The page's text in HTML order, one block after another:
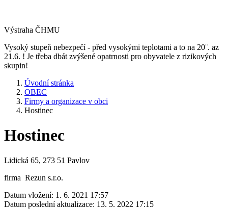
Výstraha ČHMU
Vysoký stupeň nebezpečí - před vysokými teplotami a to na 20¨. az
21.6. ! Je třeba dbát zvýšené opatrnosti pro obyvatele z rizikových
skupin!
Úvodní stránka
OBEC
Firmy a organizace v obci
Hostinec
Hostinec
Lidická 65, 273 51 Pavlov
firma Rezun s.r.o.
Datum vložení: 1. 6. 2021 17:57
Datum poslední aktualizace: 13. 5. 2022 17:15